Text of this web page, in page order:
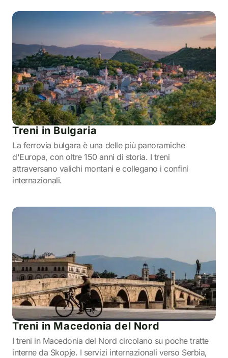
Treni in Bulgaria
La ferrovia bulgara è una delle più panoramiche
d'Europa, con oltre 150 anni di storia. I treni
attraversano valichi montani e collegano i confini
internazionali.
Treni in Macedonia del Nord
I treni in Macedonia del Nord circolano su poche tratte
interne da Skopje. I servizi internazionali verso Serbia,